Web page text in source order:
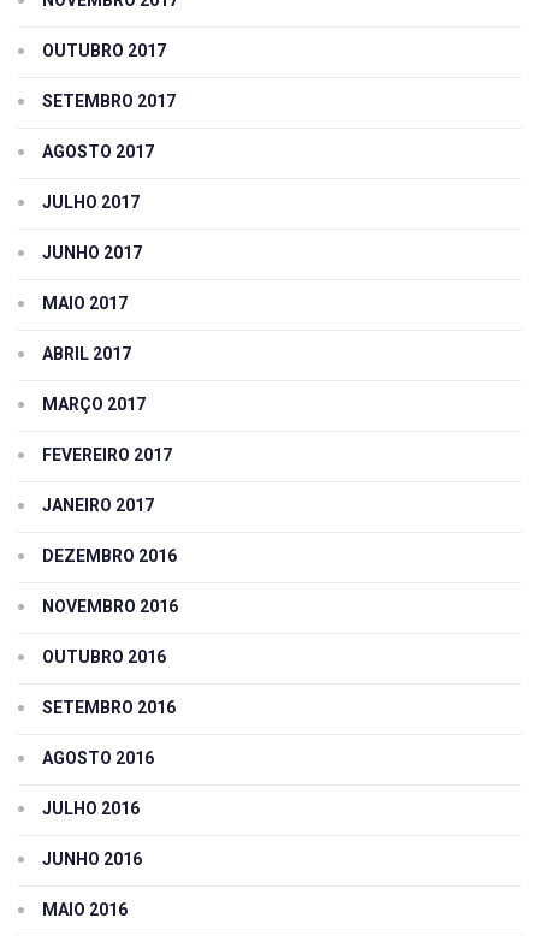
OUTUBRO 2017
SETEMBRO 2017
AGOSTO 2017
JULHO 2017
JUNHO 2017
MAIO 2017
ABRIL 2017
MARÇO 2017
FEVEREIRO 2017
JANEIRO 2017
DEZEMBRO 2016
NOVEMBRO 2016
OUTUBRO 2016
SETEMBRO 2016
AGOSTO 2016
JULHO 2016
JUNHO 2016
MAIO 2016